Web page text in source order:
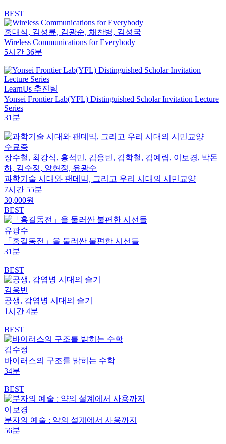
BEST
홍대식, 김성륜, 김광순, 채찬병, 김성국
Wireless Communications for Everybody
5시간 36분
LearnUs 추진팀
Yonsei Frontier Lab(YFL) Distinguished Scholar Invitation Lecture
Series
31분
수료증
장수철, 최강식, 홍석민, 김응빈, 김학철, 김예림, 이보경, 박돈
하, 김수정, 양현정, 유광수
과학기술 시대와 팬데믹, 그리고 우리 시대의 시민교양
7시간 55분
30,000원
BEST
유광수
「홍길동전」을 둘러싼 불편한 시선들
31분
BEST
김응빈
공생, 감염병 시대의 슬기
1시간 4분
BEST
김수정
바이러스의 구조를 밝히는 수학
34분
BEST
이보경
분자의 예술 : 약의 설계에서 사용까지
56분